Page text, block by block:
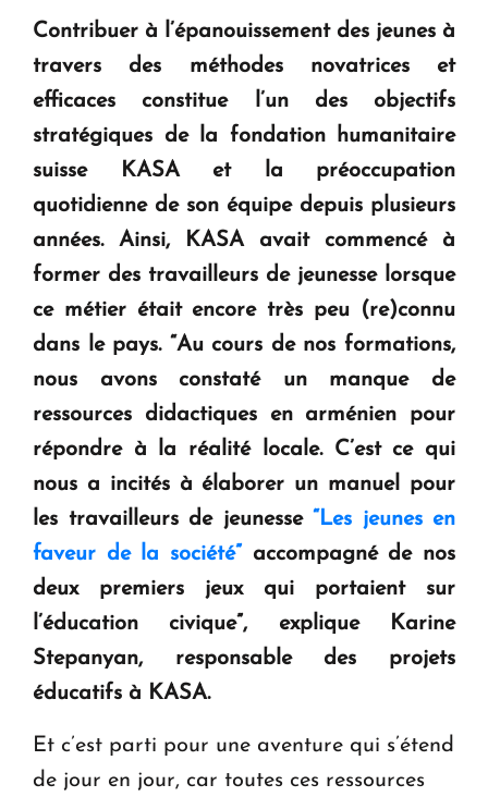
KASA : 30 ans d'audace, de résilience et d'avenir
en Arménie
Le premier hôtel Hyatt Regency d'Arménie
ouvrira ses portes à Dilijan
Contribuer à l’épanouissement des jeunes à
travers des méthodes novatrices et
efficaces constitue l’un des objectifs
stratégiques de la fondation humanitaire
suisse KASA et la préoccupation
quotidienne de son équipe depuis plusieurs
années. Ainsi, KASA avait commencé à
former des travailleurs de jeunesse lorsque
ce métier était encore très peu (re)connu
dans le pays. “Au cours de nos formations,
nous avons constaté un manque de
ressources didactiques en arménien pour
répondre à la réalité locale. C’est ce qui
nous a incités à élaborer un manuel pour
les travailleurs de jeunesse “Les jeunes en
faveur de la société” accompagné de nos
deux premiers jeux qui portaient sur
l’éducation civique”, explique Karine
Stepanyan, responsable des projets
éducatifs à KASA.
Et c’est parti pour une aventure qui s’étend
de jour en jour, car toutes ces ressources